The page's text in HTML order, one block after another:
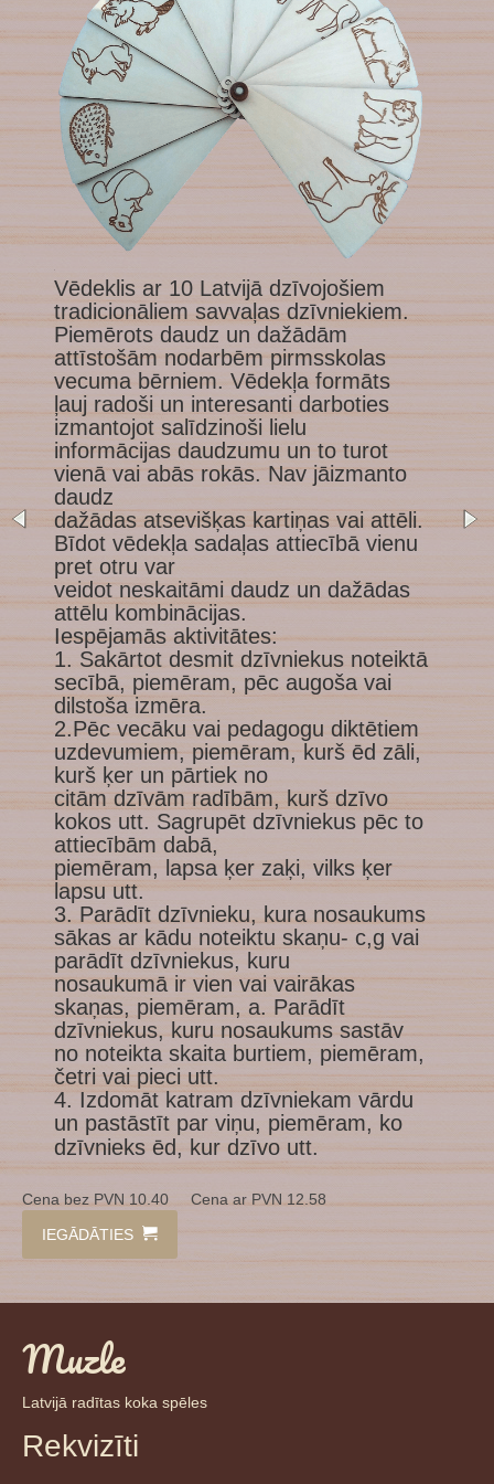
Vēdeklis ar 10 Latvijā dzīvojošiem
tradicionāliem savvaļas dzīvniekiem.
Piemērots daudz un dažādām
attīstošām nodarbēm pirmsskolas
vecuma bērniem. Vēdekļa formāts
ļauj radoši un interesanti darboties
izmantojot salīdzinoši lielu
informācijas daudzumu un to turot
vienā vai abās rokās. Nav jāizmanto
daudz
dažādas atsevišķas kartiņas vai attēli.
Bīdot vēdekļa sadaļas attiecībā vienu
pret otru var
veidot neskaitāmi daudz un dažādas
attēlu kombinācijas.
Iespējamās aktivitātes:
1. Sakārtot desmit dzīvniekus noteiktā
secībā, piemēram, pēc augoša vai
dilstoša izmēra.
2.Pēc vecāku vai pedagogu diktētiem
uzdevumiem, piemēram, kurš ēd zāli,
kurš ķer un pārtiek no
citām dzīvām radībām, kurš dzīvo
kokos utt. Sagrupēt dzīvniekus pēc to
attiecībām dabā,
piemēram, lapsa ķer zaķi, vilks ķer
lapsu utt.
3. Parādīt dzīvnieku, kura nosaukums
sākas ar kādu noteiktu skaņu- c,g vai
parādīt dzīvniekus, kuru
nosaukumā ir vien vai vairākas
skaņas, piemēram, a. Parādīt
dzīvniekus, kuru nosaukums sastāv
no noteikta skaita burtiem, piemēram,
četri vai pieci utt.
4. Izdomāt katram dzīvniekam vārdu
un pastāstīt par viņu, piemēram, ko
dzīvnieks ēd, kur dzīvo utt.
Cena bez PVN 10.40 Cena ar PVN 12.58
IEGĀDĀTIES
Muzle
Latvijā radītas koka spēles
Rekvizīti